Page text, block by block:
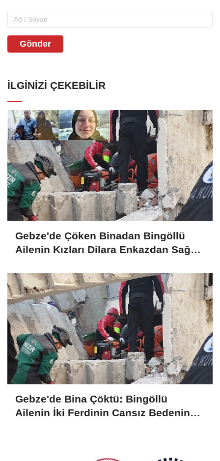
Gönder
İLGINIZI ÇEKEBILIR
Gebze'de Çöken Binadan Bingöllü
Ailenin Kızları Dilara Enkazdan Sağ
Gebze'de Bina Çöktü: Bingöllü
Ailenin İki Ferdinin Cansız Bedenine